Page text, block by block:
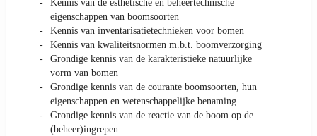
Kennis van de esthetische en beheertechnische
eigenschappen van boomsoorten
Kennis van inventarisatietechnieken voor bomen
Kennis van kwaliteitsnormen m.b.t. boomverzorging
Grondige kennis van de karakteristieke natuurlijke
vorm van bomen
Grondige kennis van de courante boomsoorten, hun
eigenschappen en wetenschappelijke benaming
Grondige kennis van de reactie van de boom op de
(beheer)ingrepen